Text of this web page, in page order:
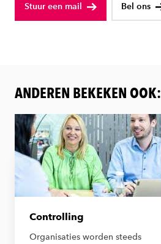
Stuur een mail Bel ons
ANDEREN BEKEKEN OOK:
Controlling
Organisaties worden steeds